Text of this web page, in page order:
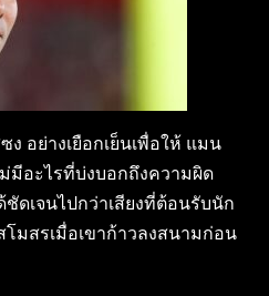
อย่างเยือกเย็นเพื่อให้ แมน
มีอะไรที่บ่งบอกถึงความผิด
ดเจนไปกว่าเสียงที่ต้อนรับนัก
โมสรเมื่อเขาก้าวลงสนามก่อน